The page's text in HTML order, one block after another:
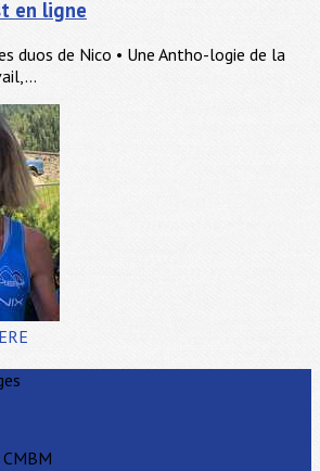
en ligne
duos de Nico • Une Antho-logie de la